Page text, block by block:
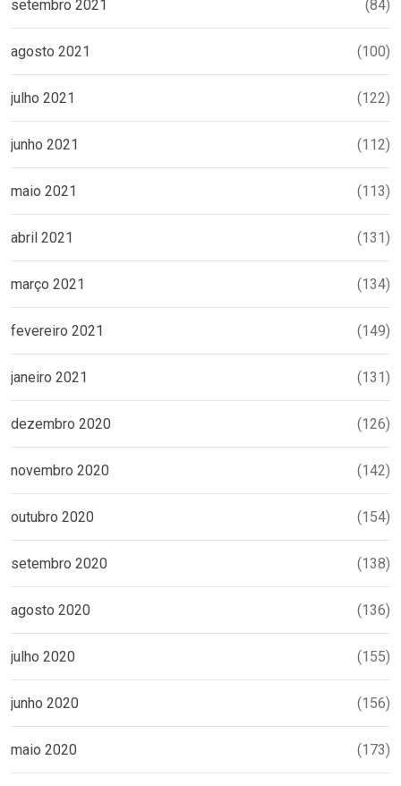
setembro 2021 (84)
agosto 2021 (100)
julho 2021 (122)
junho 2021 (112)
maio 2021 (113)
abril 2021 (131)
março 2021 (134)
fevereiro 2021 (149)
janeiro 2021 (131)
dezembro 2020 (126)
novembro 2020 (142)
outubro 2020 (154)
setembro 2020 (138)
agosto 2020 (136)
julho 2020 (155)
junho 2020 (156)
maio 2020 (173)